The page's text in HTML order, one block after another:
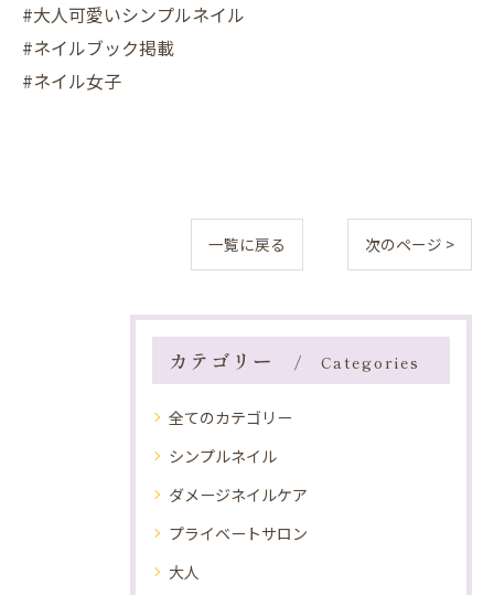
#大人可愛いシンプルネイル
#ネイルブック掲載
#ネイル女子
一覧に戻る 次のページ >
カテゴリー Categories
全てのカテゴリー
シンプルネイル
ダメージネイルケア
プライベートサロン
大人